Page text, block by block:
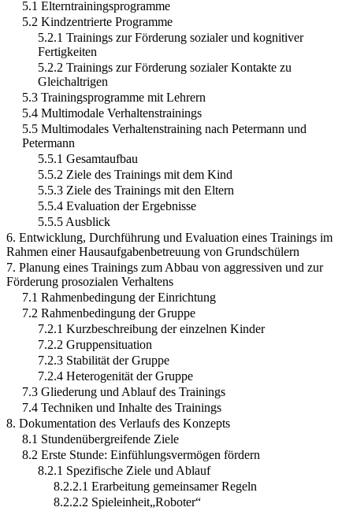
5.1 Elterntrainingsprogramme
5.2 Kindzentrierte Programme
5.2.1 Trainings zur Förderung sozialer und kognitiver
Fertigkeiten
5.2.2 Trainings zur Förderung sozialer Kontakte zu
Gleichaltrigen
5.3 Trainingsprogramme mit Lehrern
5.4 Multimodale Verhaltenstrainings
5.5 Multimodales Verhaltenstraining nach Petermann und
Petermann
5.5.1 Gesamtaufbau
5.5.2 Ziele des Trainings mit dem Kind
5.5.3 Ziele des Trainings mit den Eltern
5.5.4 Evaluation der Ergebnisse
5.5.5 Ausblick
6. Entwicklung, Durchführung und Evaluation eines Trainings im
Rahmen einer Hausaufgabenbetreuung von Grundschülern
7. Planung eines Trainings zum Abbau von aggressiven und zur
Förderung prosozialen Verhaltens
7.1 Rahmenbedingung der Einrichtung
7.2 Rahmenbedingung der Gruppe
7.2.1 Kurzbeschreibung der einzelnen Kinder
7.2.2 Gruppensituation
7.2.3 Stabilität der Gruppe
7.2.4 Heterogenität der Gruppe
7.3 Gliederung und Ablauf des Trainings
7.4 Techniken und Inhalte des Trainings
8. Dokumentation des Verlaufs des Konzepts
8.1 Stundenübergreifende Ziele
8.2 Erste Stunde: Einfühlungsvermögen fördern
8.2.1 Spezifische Ziele und Ablauf
8.2.2.1 Erarbeitung gemeinsamer Regeln
8.2.2.2 Spieleinheit„Roboter“